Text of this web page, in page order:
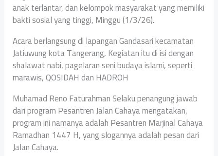
anak terlantar, dan kelompok masyarakat yang memiliki
bakti sosial yang tinggi, Minggu (1/3/26).
Acara berlangsung di lapangan Gandasari kecamatan
Jatiuwung kota Tangerang, Kegiatan itu di isi dengan
shalawat nabi, pagelaran seni budaya islami, seperti
marawis, QOSIDAH dan HADROH
Muhamad Reno Faturahman Selaku penangung jawab
dari program Pesantren Jalan Cahaya mengatakan,
program ini namanya adalah Pesantren Marjinal Cahaya
Ramadhan 1447 H, yang slogannya adalah pesan dari
Jalan Cahaya.